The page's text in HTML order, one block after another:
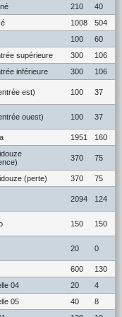
210
40
1008
504
100
60
supérieure 300
106
inférieure 300 106
est) 100 37
ouest) 100 37
1951 160
370 75
(perte) 370 75
2094 124
150 150
20 0
600
130
04 20
4
05 40
8